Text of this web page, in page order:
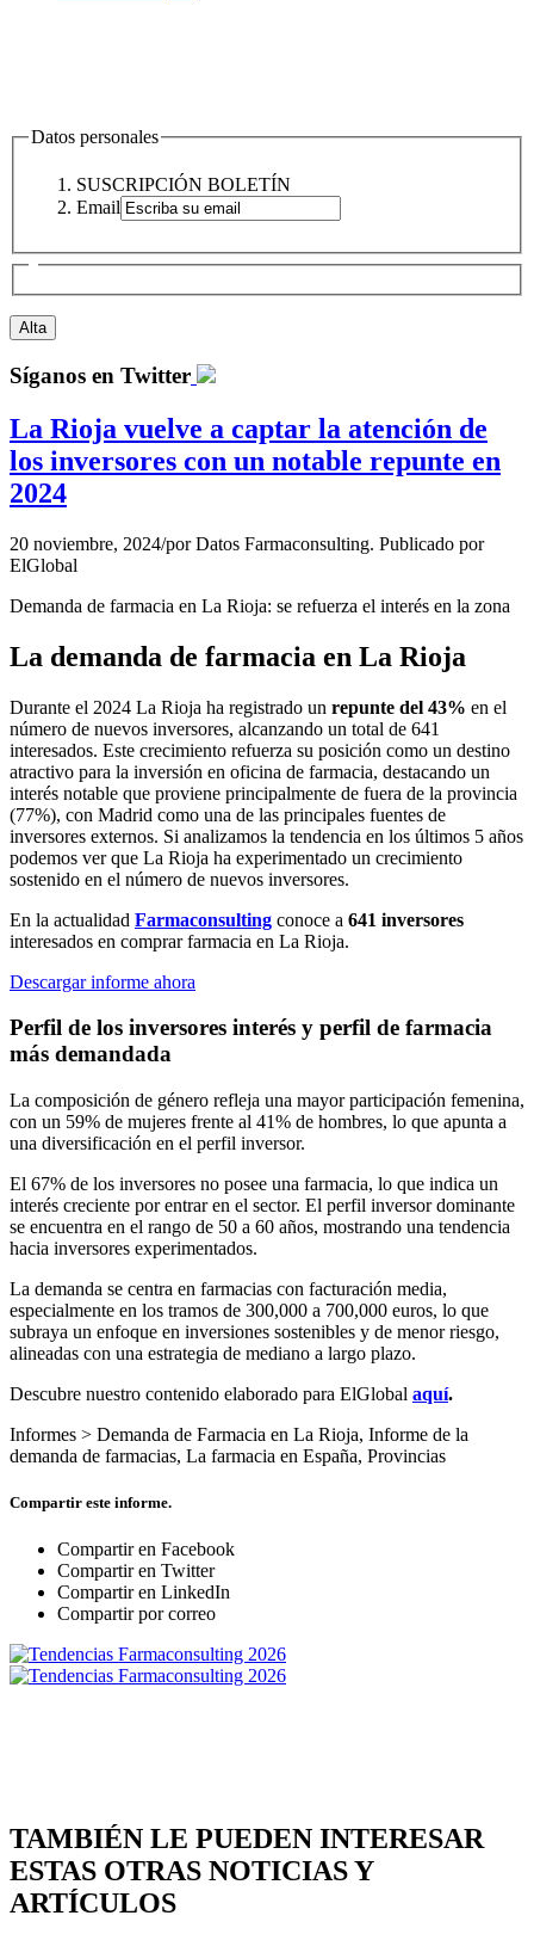
Datos personales
SUSCRIPCIÓN BOLETÍN
Email
Síganos en Twitter
La Rioja vuelve a captar la atención de
los inversores con un notable repunte en
2024
20 noviembre, 2024/porDatos Farmaconsulting. Publicado por
ElGlobal
Demanda de farmacia en La Rioja: se refuerza el interés en la zona
La demanda de farmacia en La Rioja
Durante el 2024 La Rioja ha registrado un repunte del 43% en el
número de nuevos inversores, alcanzando un total de 641
interesados. Este crecimiento refuerza su posición como un destino
atractivo para la inversión en oficina de farmacia, destacando un
interés notable que proviene principalmente de fuera de la provincia
(77%), con Madrid como una de las principales fuentes de
inversores externos. Si analizamos la tendencia en los últimos 5 años
podemos ver que La Rioja ha experimentado un crecimiento
sostenido en el número de nuevos inversores.
En la actualidad Farmaconsulting conoce a 641 inversores
interesados en comprar farmacia en La Rioja.
Descargar informe ahora
Perfil de los inversores interés y perfil de farmacia
más demandada
La composición de género refleja una mayor participación femenina,
con un 59% de mujeres frente al 41% de hombres, lo que apunta a
una diversificación en el perfil inversor.
El 67% de los inversores no posee una farmacia, lo que indica un
interés creciente por entrar en el sector. El perfil inversor dominante
se encuentra en el rango de 50 a 60 años, mostrando una tendencia
hacia inversores experimentados.
La demanda se centra en farmacias con facturación media,
especialmente en los tramos de 300,000 a 700,000 euros, lo que
subraya un enfoque en inversiones sostenibles y de menor riesgo,
alineadas con una estrategia de mediano a largo plazo.
Descubre nuestro contenido elaborado para ElGlobal aquí.
Informes > Demanda de Farmacia en La Rioja, Informe de la
demanda de farmacias, La farmacia en España, Provincias
Compartir este informe.
Compartir en Facebook
Compartir en Twitter
Compartir en LinkedIn
Compartir por correo
TAMBIÉN LE PUEDEN INTERESAR
ESTAS OTRAS NOTICIAS Y
ARTÍCULOS